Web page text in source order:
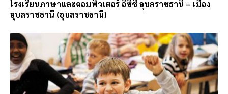
โรงเรียนภาษาและคอมพิวเตอร์ อีซีซี อุบลราชธานี – เมือง
อุบลราชธานี (อุบลราชธานี)